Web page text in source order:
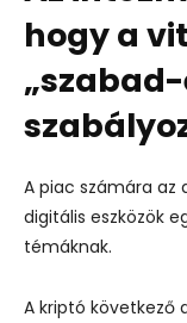
hogy a
A piac számára az
digitális eszközök
témáknak.
A kriptó következő